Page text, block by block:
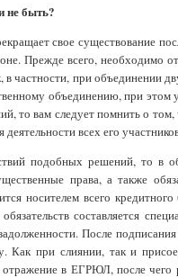
не быть?
свое существование
Прежде всего, необходимо
в частности, при объединении
объединению, при этом
то вам следует помнить о
всех его
подобных решений, то
права, а также
носителем всего
составляется
После
Как при слиянии, так и
в ЕГРЮЛ, после